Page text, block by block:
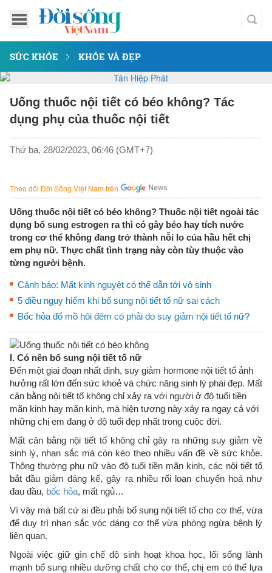
SỨC KHỎE KHỎE VÀ ĐẸP
Uống thuốc nội tiết có béo không? Tác
dụng phụ của thuốc nội tiết
Thứ ba, 28/02/2023, 06:46 (GMT+7)
Theo dõi Đời Sống Việt Nam trên
Uống thuốc nội tiết có béo không? Thuốc nội tiết ngoài tác
dụng bổ sung estrogen ra thì có gây béo hay tích nước
trong cơ thể không đang trở thành nỗi lo của hầu hết chị
em phụ nữ. Thực chất tình trạng này còn tùy thuộc vào
từng người bệnh.
Cảnh báo: Mất kinh nguyệt có thể dẫn tới vô sinh
5 điều nguy hiểm khi bổ sung nội tiết tố nữ sai cách
Bốc hỏa đổ mồ hôi đêm có phải do suy giảm nội tiết tố nữ?
I. Có nên bổ sung nội tiết tố nữ
Đến một giai đoạn nhất định, suy giảm hormone nội tiết tố ảnh
hưởng rất lớn đến sức khoẻ và chức năng sinh lý phái đẹp. Mất
cân bằng nội tiết tố không chỉ xảy ra với người ở độ tuổi tiền
mãn kinh hay mãn kinh, mà hiện tượng này xảy ra ngay cả với
những chị em đang ở độ tuổi đẹp nhất trong cuộc đời.
Mất cân bằng nội tiết tố không chỉ gây ra những suy giảm về
sinh lý, nhan sắc mà còn kéo theo nhiều vấn đề về sức khỏe.
Thông thường phụ nữ vào độ tuổi tiền mãn kinh, các nội tiết tố
bắt đầu giảm đáng kể, gây ra nhiều rối loạn chuyển hoá như
đau đầu, bốc hỏa, mất ngủ…
Vì vậy mà bất cứ ai đều phải bổ sung nội tiết tố cho cơ thể, vừa
để duy trì nhan sắc vóc dáng cơ thể vừa phòng ngừa bệnh lý
liên quan.
Ngoài việc giữ gìn chế độ sinh hoạt khoa học, lối sống lành
mạnh bổ sung nhiều dưỡng chất cho cơ thể, chị em có thể lựa